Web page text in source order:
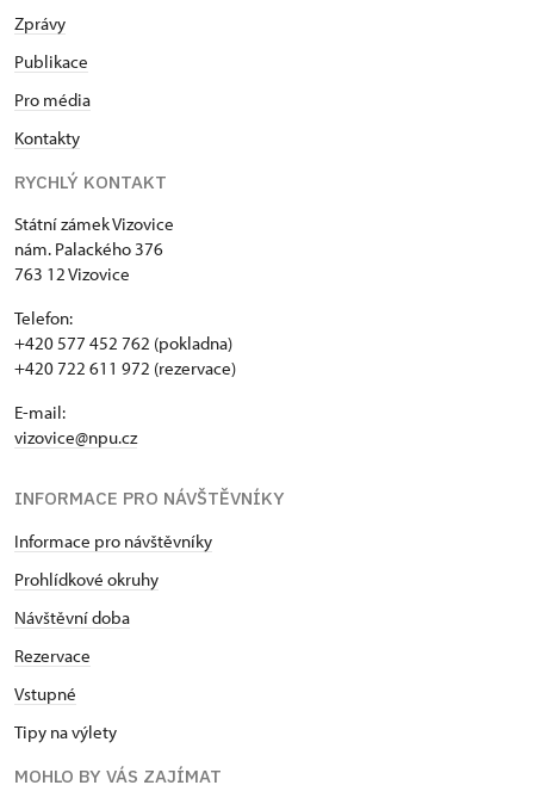
Zprávy
Publikace
Pro média
Kontakty
RYCHLÝ KONTAKT
Státní zámek Vizovice
nám. Palackého 376
763 12 Vizovice
Telefon:
+420 577 452 762 (pokladna)
+420 722 611 972 (rezervace)
E-mail:
vizovice@npu.cz
INFORMACE PRO NÁVŠTĚVNÍKY
Informace pro návštěvníky
Prohlídkové okruhy
Návštěvní doba
Rezervace
Vstupné
Tipy na výlety
MOHLO BY VÁS ZAJÍMAT